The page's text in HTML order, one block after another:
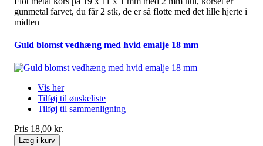
gunmetal farvet, du får 2 stk, de er så flotte med det lille hjerte i
midten
Guld blomst vedhæng med hvid emalje 18 mm
Vis her
Tilføj til ønskeliste
Tilføj til sammenligning
Pris 18,00 kr.
Læg i kurv